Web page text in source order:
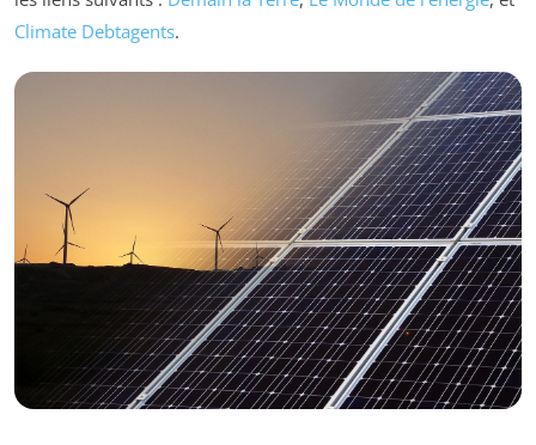
Climate Debtagents.